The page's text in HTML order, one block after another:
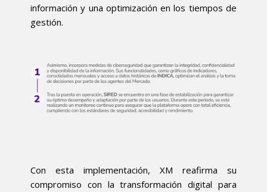
información y una optimización en los tiempos de
gestión.
Con esta implementación, XM reafirma su
compromiso con la transformación digital para